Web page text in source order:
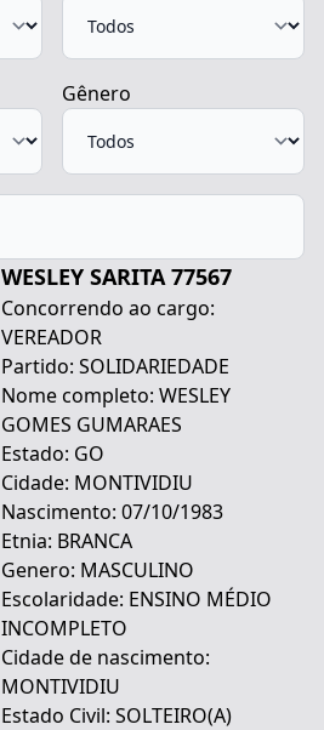
Gênero
WESLEY SARITA 77567
Concorrendo ao cargo:
VEREADOR
Partido: SOLIDARIEDADE
Nome completo: WESLEY
GOMES GUMARAES
Estado: GO
Cidade: MONTIVIDIU
Nascimento: 07/10/1983
Etnia: BRANCA
Genero: MASCULINO
Escolaridade: ENSINO MÉDIO
INCOMPLETO
Cidade de nascimento:
MONTIVIDIU
Estado Civil: SOLTEIRO(A)